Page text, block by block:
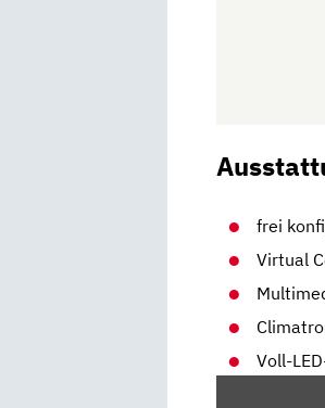
frei
Virtual
Voll-